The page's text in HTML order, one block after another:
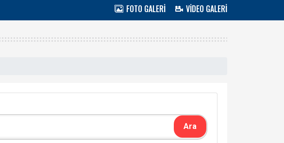
FOTO GALERİ VİDEO GALERİ